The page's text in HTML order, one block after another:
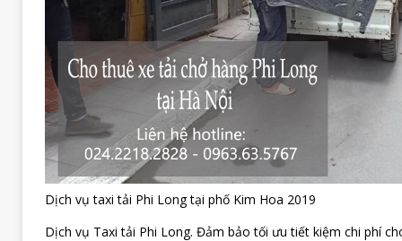
Dịch vụ taxi tải Phi Long tại phố Kim Hoa 2019
Dịch vụ Taxi tải Phi Long. Đảm bảo tối ưu tiết kiệm chi phí